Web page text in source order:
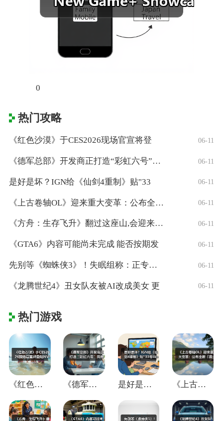
0
热门攻略
《红色沙漠》于CES2026现场官宣将登 06-11
《德军总部》开发商正打造“彩虹六号”风格 06-11
是好是坏？IGN给《仙剑4重制》贴"33 06-11
《上古卷轴OL》迎来重大变革：公布全新「 06-11
《方舟：生存飞升》翻过这座山,会迎来真正 06-11
《GTA6》内容可能尚未完成 能否按期发 06-11
先别等《蜘蛛侠3》！失眠组称：正专注打造 06-11
《龙腾世纪4》丑女队友被AI改成美女 更 06-11
热门游戏
《红色沙漠》于CES2026现场官宣将登 《德军总部》开发商正打造“彩虹六号”风格 是好是坏？IGN给《仙剑4重制》贴"33 《上古卷轴OL》迎来重大变革：公布全新「